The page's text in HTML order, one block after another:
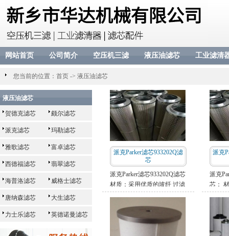
网站首页 公司简介 空压机三滤 液压油滤芯 工业滤清
您当前的位置： 首页 -> 液压油滤芯
液压油滤芯
贺德克滤芯 颇尔滤芯
派克滤芯 玛勒滤芯
雅歌滤芯 富卓滤芯
西德福滤芯 翡翠滤芯
海普洛滤芯 威格士滤芯
唐纳森滤芯 大生滤芯
力士乐滤芯 英德诺曼滤芯
派克Parker滤芯933202Q滤
芯
派克Parker滤芯933202Q滤芯
材质：采用优质的玻纤 过滤
比：200 结构强度：21Mpa
派克
派克
芯：
21Mpa